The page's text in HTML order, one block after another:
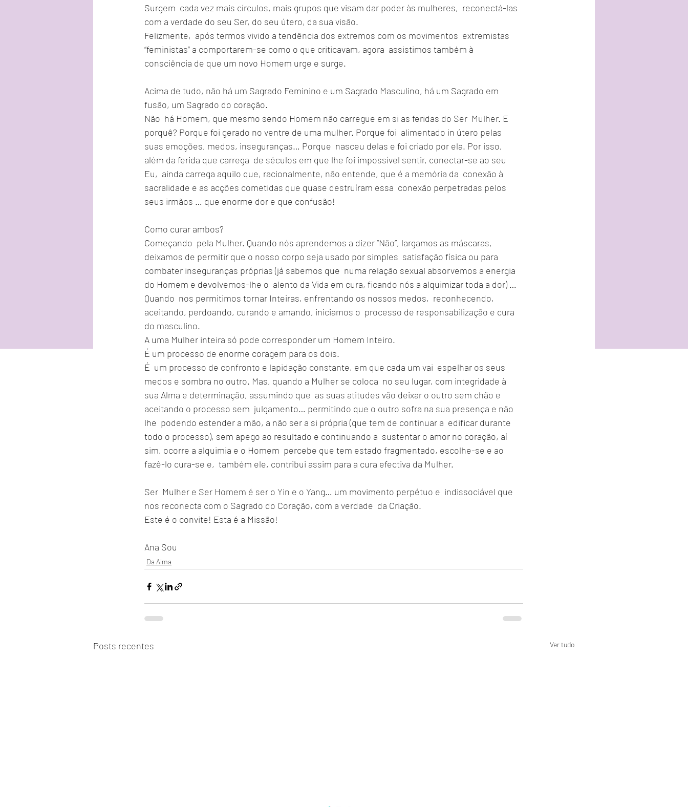
Surgem  cada vez mais círculos, mais grupos que visam dar poder às mulheres,  reconectá-las
com a verdade do seu Ser, do seu útero, da sua visão.
Felizmente,  após termos vivido a tendência dos extremos com os movimentos  extremistas
“feministas” a comportarem-se como o que criticavam, agora  assistimos também à
consciência de que um novo Homem urge e surge.
Acima de tudo, não há um Sagrado Feminino e um Sagrado Masculino, há um Sagrado em
fusão, um Sagrado do coração.
Não  há Homem, que mesmo sendo Homem não carregue em si as feridas do Ser  Mulher. E
porquê? Porque foi gerado no ventre de uma mulher. Porque foi  alimentado in útero pelas
suas emoções, medos, inseguranças… Porque  nasceu delas e foi criado por ela. Por isso,
além da ferida que carrega  de séculos em que lhe foi impossível sentir, conectar-se ao seu
Eu,  ainda carrega aquilo que, racionalmente, não entende, que é a memória da  conexão à
sacralidade e as acções cometidas que quase destruíram essa  conexão perpetradas pelos
seus irmãos … que enorme dor e que confusão!
Como curar ambos?
Começando  pela Mulher. Quando nós aprendemos a dizer “Não”, largamos as máscaras,
deixamos de permitir que o nosso corpo seja usado por simples  satisfação física ou para
combater inseguranças próprias (já sabemos que  numa relação sexual absorvemos a energia
do Homem e devolvemos-lhe o  alento da Vida em cura, ficando nós a alquimizar toda a dor) …
Quando  nos permitimos tornar Inteiras, enfrentando os nossos medos,  reconhecendo,
aceitando, perdoando, curando e amando, iniciamos o  processo de responsabilização e cura
do masculino.
A uma Mulher inteira só pode corresponder um Homem Inteiro.
É um processo de enorme coragem para os dois.
É  um processo de confronto e lapidação constante, em que cada um vai  espelhar os seus
medos e sombra no outro. Mas, quando a Mulher se coloca  no seu lugar, com integridade à
sua Alma e determinação, assumindo que  as suas atitudes vão deixar o outro sem chão e
aceitando o processo sem  julgamento… permitindo que o outro sofra na sua presença e não
lhe  podendo estender a mão, a não ser a si própria (que tem de continuar a  edificar durante
todo o processo), sem apego ao resultado e continuando a  sustentar o amor no coração, aí
sim, ocorre a alquimia e o Homem  percebe que tem estado fragmentado, escolhe-se e ao
fazê-lo cura-se e,  também ele, contribui assim para a cura efectiva da Mulher.
Ser  Mulher e Ser Homem é ser o Yin e o Yang… um movimento perpétuo e  indissociável que
nos reconecta com o Sagrado do Coração, com a verdade  da Criação.
Este é o convite! Esta é a Missão!
Ana Sou
Da Alma
Posts recentes Ver tudo